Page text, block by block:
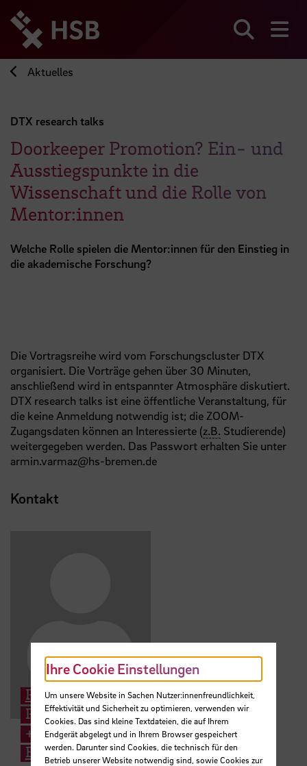
zum
Seiteninhalt
springen
Aktuelles
DTX research talks
Doorkeeper Promotion? Ein- und
Ausstiegspunkte in die
Wissenschaft und die Rolle von
Mentor:innen
Welche Rolle spielen die Mentor:innen für den Einstieg in
die akademische Forschung?
Die Vortragsreihe wird vom Forschungscluster DTX
organisiert. Die Vorträge gehen über 30 Minuten,
anschließend wird in entspannter Atmosphäre diskutiert.
DTX research talks ist eine öffentliche Veranstaltung, für
die keine Anmeldung notwendig ist; die ZOOM-
Zugangsdaten können an Interessierte (z.B. Studierende)
weitergegeben werden. Das Passwort erhalten Sie unter
armin.varmaz@hs-bremen.de
Kontakt
Prof. Dr. Armin Varmaz
Professor for Finance
+49 421 5905 4195
E-Mail
Ihre Cookie Einstellungen
Um unsere Website in Sachen Nutzer:innenfreundlichkeit,
Effektivität und Sicherheit zu optimieren, verwenden wir
Cookies. Das sind kleine Textdateien, die auf Ihrem
Endgerät abgelegt und in Ihrem Browser gespeichert
werden. Darunter sind Cookies, die technisch für den
Betrieb unserer Website notwendig sind, sowie Cookies zur